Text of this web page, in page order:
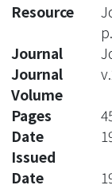
Resource
Journal
Journal
Volume
Pages
Date
Issued
Date